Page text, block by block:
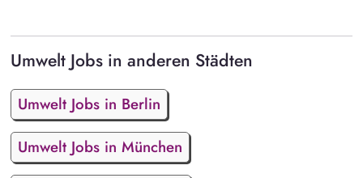
Umwelt Jobs in anderen Städten
Umwelt Jobs in Berlin
Umwelt Jobs in München